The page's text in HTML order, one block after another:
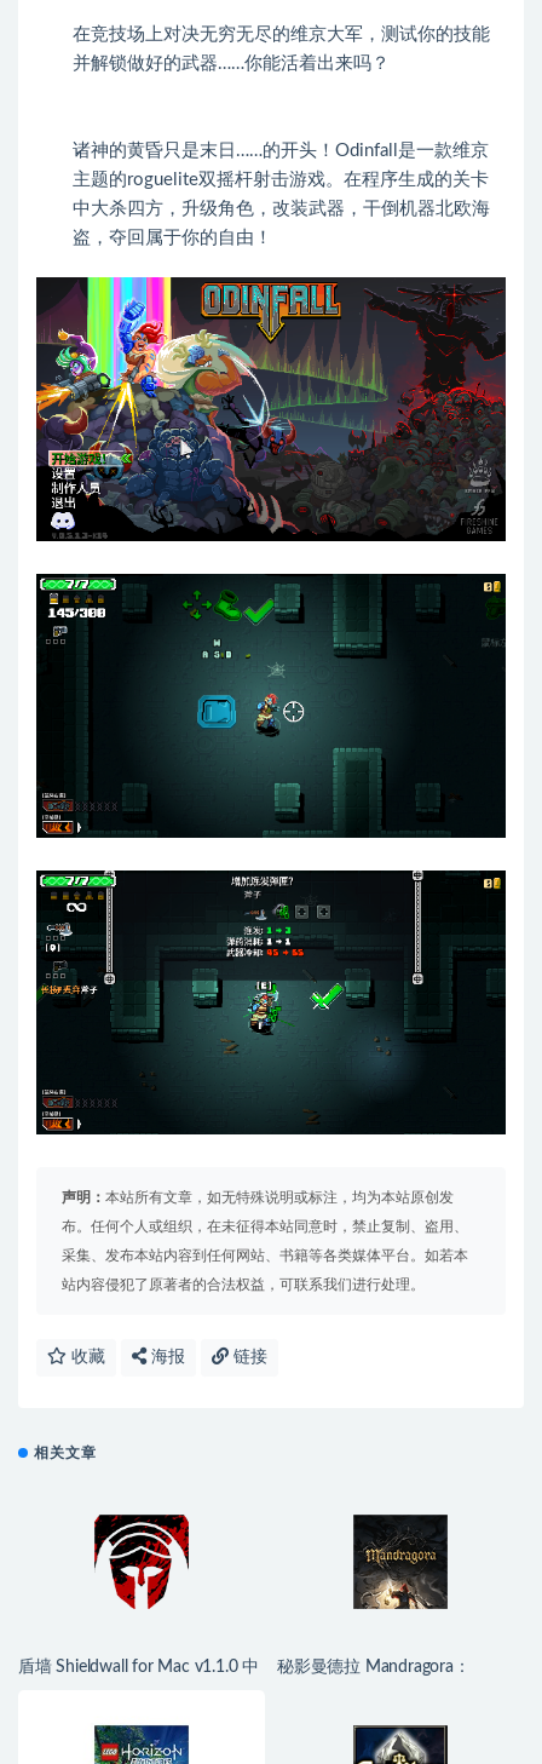
在竞技场上对决无穷无尽的维京大军，测试你的技能
并解锁做好的武器……你能活着出来吗？
诸神的黄昏只是末日……的开头！Odinfall是一款维京
主题的roguelite双摇杆射击游戏。在程序生成的关卡
中大杀四方，升级角色，改装武器，干倒机器北欧海
盗，夺回属于你的自由！
声明： 本站所有文章，如无特殊说明或标注，均为本站原创发
布。任何个人或组织，在未征得本站同意时，禁止复制、盗用、
采集、发布本站内容到任何网站、书籍等各类媒体平台。如若本
站内容侵犯了原著者的合法权益，可联系我们进行处理。
收藏 海报 链接
相关文章
盾墙 Shieldwall for Mac v1.1.0 中
秘影曼德拉 Mandragora：